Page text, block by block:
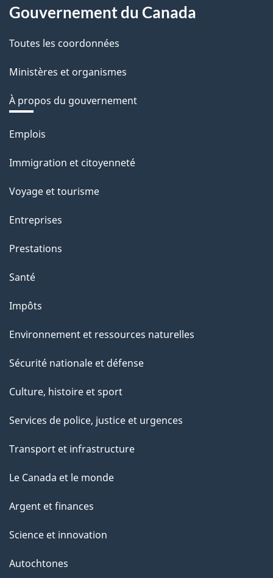
Gouvernement du Canada
Toutes les coordonnées
Ministères et organismes
À propos du gouvernement
Thèmes
sujets
Emplois
Immigration et citoyenneté
Voyage et tourisme
Entreprises
Prestations
Santé
Impôts
Environnement et ressources naturelles
Sécurité nationale et défense
Culture, histoire et sport
Services de police, justice et urgences
Transport et infrastructure
Le Canada et le monde
Argent et finances
Science et innovation
Autochtones